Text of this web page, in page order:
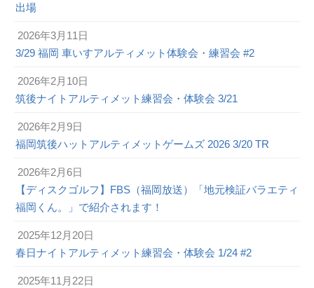
出場
2026年3月11日
3/29 福岡 車いすアルティメット体験会・練習会 #2
2026年2月10日
筑後ナイトアルティメット練習会・体験会 3/21
2026年2月9日
福岡筑後ハットアルティメットゲームズ 2026 3/20 TR
2026年2月6日
【ディスクゴルフ】FBS（福岡放送）「地元検証バラエティ
福岡くん。」で紹介されます！
2025年12月20日
春日ナイトアルティメット練習会・体験会 1/24 #2
2025年11月22日